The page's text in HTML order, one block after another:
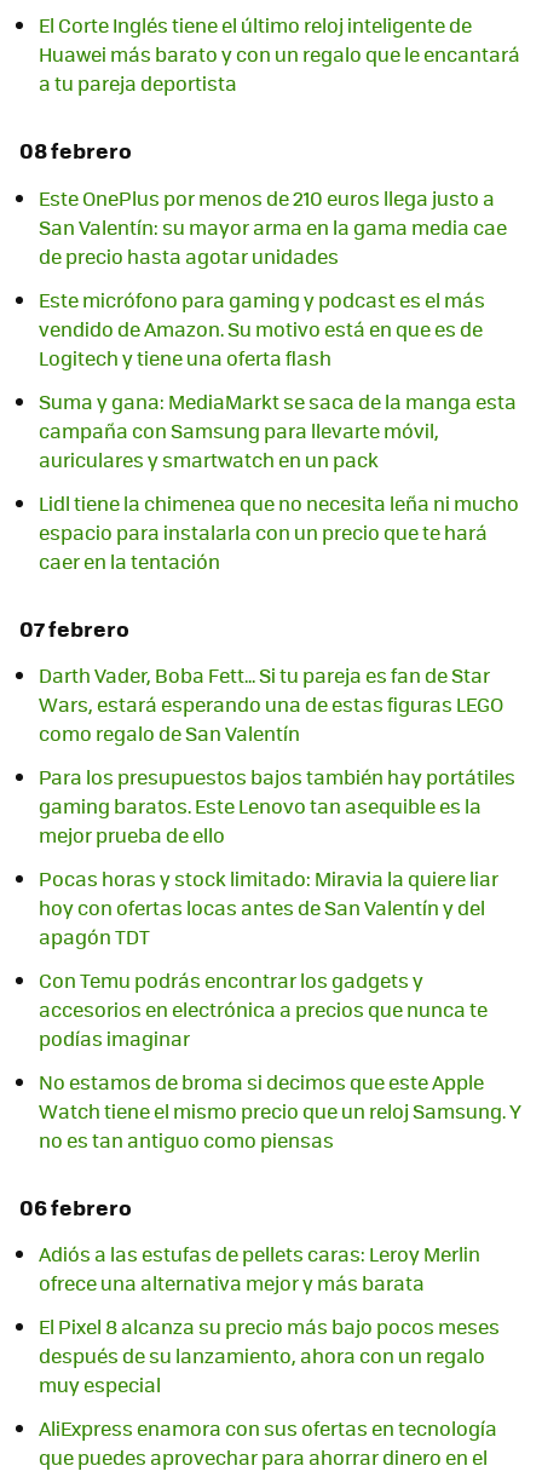
El Corte Inglés tiene el último reloj inteligente de
Huawei más barato y con un regalo que le encantará
a tu pareja deportista
08 febrero
Este OnePlus por menos de 210 euros llega justo a
San Valentín: su mayor arma en la gama media cae
de precio hasta agotar unidades
Este micrófono para gaming y podcast es el más
vendido de Amazon. Su motivo está en que es de
Logitech y tiene una oferta flash
Suma y gana: MediaMarkt se saca de la manga esta
campaña con Samsung para llevarte móvil,
auriculares y smartwatch en un pack
Lidl tiene la chimenea que no necesita leña ni mucho
espacio para instalarla con un precio que te hará
caer en la tentación
07 febrero
Darth Vader, Boba Fett... Si tu pareja es fan de Star
Wars, estará esperando una de estas figuras LEGO
como regalo de San Valentín
Para los presupuestos bajos también hay portátiles
gaming baratos. Este Lenovo tan asequible es la
mejor prueba de ello
Pocas horas y stock limitado: Miravia la quiere liar
hoy con ofertas locas antes de San Valentín y del
apagón TDT
Con Temu podrás encontrar los gadgets y
accesorios en electrónica a precios que nunca te
podías imaginar
No estamos de broma si decimos que este Apple
Watch tiene el mismo precio que un reloj Samsung. Y
no es tan antiguo como piensas
06 febrero
Adiós a las estufas de pellets caras: Leroy Merlin
ofrece una alternativa mejor y más barata
El Pixel 8 alcanza su precio más bajo pocos meses
después de su lanzamiento, ahora con un regalo
muy especial
AliExpress enamora con sus ofertas en tecnología
que puedes aprovechar para ahorrar dinero en el